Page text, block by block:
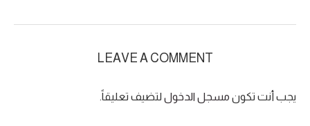
LEAVE A COMMENT
يجب أنت تكون مسجل الدخول لتضيف تعليقاً.